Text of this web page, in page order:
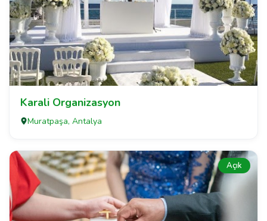
Karali Organizasyon
Muratpaşa, Antalya
Açık